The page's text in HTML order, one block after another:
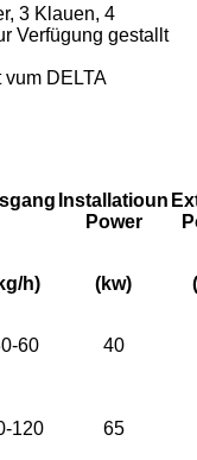
3 Klauen, 4
Verfügung gestallt
DELTA
Installatioun
Power
h) (kw)
60 40
120 65